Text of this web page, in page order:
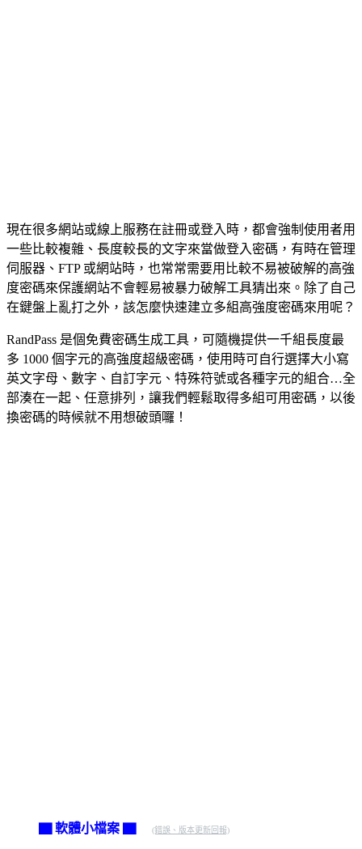
現在很多網站或線上服務在註冊或登入時，都會強制使用者用
一些比較複雜、長度較長的文字來當做登入密碼，有時在管理
伺服器、FTP 或網站時，也常常需要用比較不易被破解的高強
度密碼來保護網站不會輕易被暴力破解工具猜出來。除了自己
在鍵盤上亂打之外，該怎麼快速建立多組高強度密碼來用呢？
RandPass 是個免費密碼生成工具，可隨機提供一千組長度最
多 1000 個字元的高強度超級密碼，使用時可自行選擇大小寫
英文字母、數字、自訂字元、特殊符號或各種字元的組合…全
部湊在一起、任意排列，讓我們輕鬆取得多組可用密碼，以後
換密碼的時候就不用想破頭囉！
▇ 軟體小檔案 ▇ (錯誤、版本更新回報)